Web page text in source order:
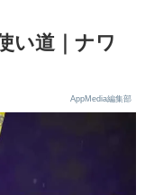
い道｜ナワ
AppMedia編集部